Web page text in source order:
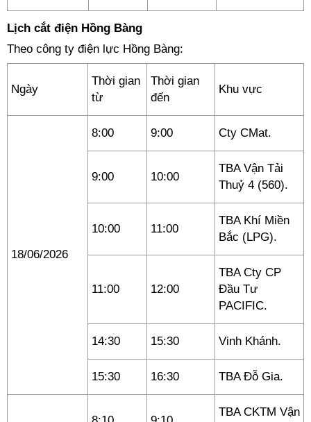
Lịch cắt điện Hồng Bàng
Theo công ty điện lực Hồng Bàng:
Ngày
Thời gian
từ
Thời gian
đến
Khu vực
18/06/2026
8:00 9:00 Cty CMat.
9:00 10:00
TBA Vận Tải
Thuỷ 4 (560).
10:00 11:00
TBA Khí Miền
Bắc (LPG).
11:00 12:00
TBA Cty CP
Đầu Tư
PACIFIC.
14:30 15:30 Vinh Khánh.
15:30 16:30 TBA Đỗ Gia.
TBA CKTM Vận